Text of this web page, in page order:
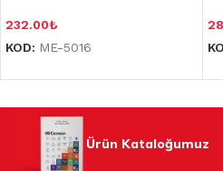
232.00₺
KOD: ME-5016
Ürün Kataloğumuz